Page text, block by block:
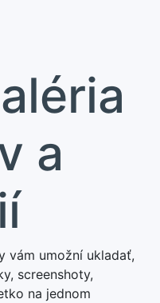
a
vám umožní ukladať,
screenshoty,
na jednom